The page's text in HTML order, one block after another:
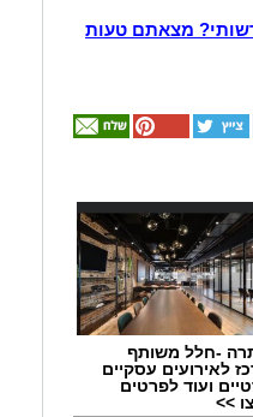
מצאתם טעות
-חלל משותף
לאירועים עסקיים
ועוד לפרטים
>>